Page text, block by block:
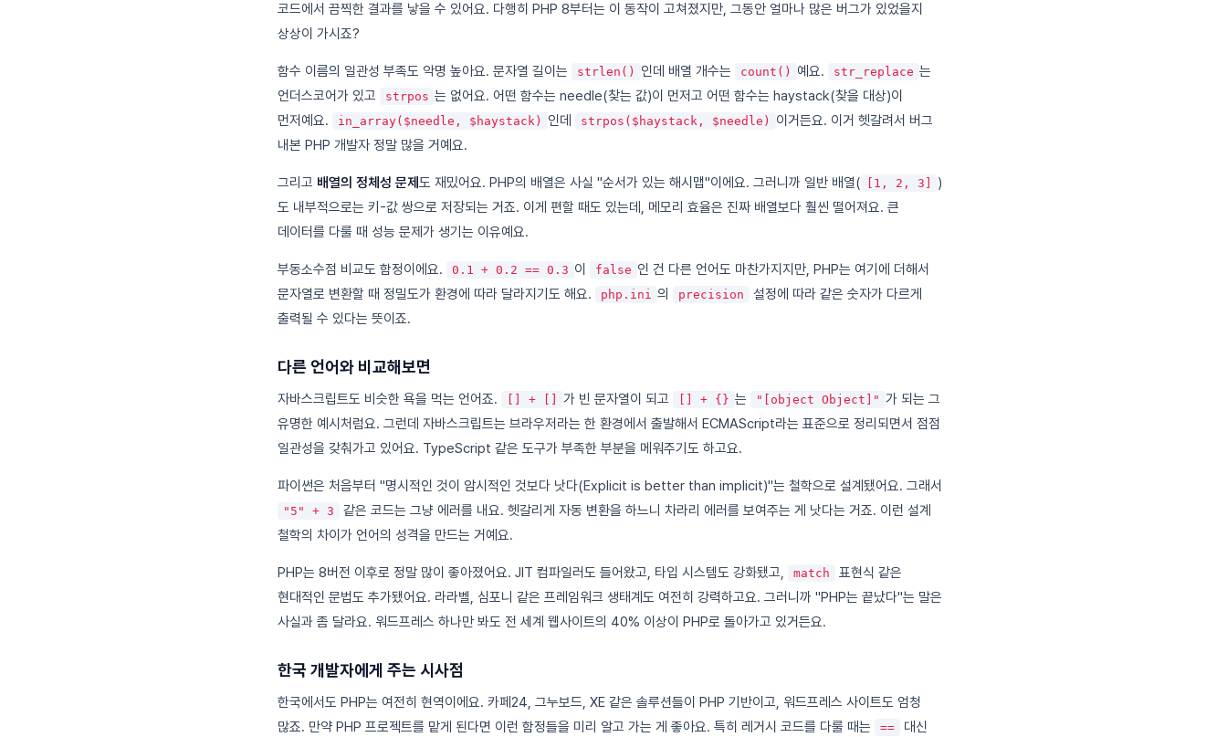
코드에서 끔찍한 결과를 낳을 수 있어요. 다행히 PHP 8부터는 이 동작이 고쳐졌지만, 그동안 얼마나 많은 버그가 있었을지
상상이 가시죠?
함수 이름의 일관성 부족도 악명 높아요. 문자열 길이는 strlen() 인데 배열 개수는 count() 예요. str_replace 는
언더스코어가 있고
strpos 는 없어요. 어떤 함수는 needle(찾는 값)이 먼저고 어떤 함수는 haystack(찾을 대상)이
먼저예요.
in_array($needle, $haystack) 인데 strpos($haystack, $needle)
이거든요. 이거 헷갈려서 버그
내본 PHP 개발자 정말 많을 거예요.
그리고 배열의 정체성 문제 도 재밌어요. PHP의 배열은 사실 "순서가 있는 해시맵"이에요. 그러니까 일반 배열( [1, 2, 3]
)
도 내부적으로는 키-값 쌍으로 저장되는 거죠. 이게 편할 때도 있는데, 메모리 효율은 진짜 배열보다 훨씬 떨어져요. 큰
데이터를 다룰 때 성능 문제가 생기는 이유예요.
부동소수점 비교도 함정이에요. 0.1 + 0.2 == 0.3 이 false 인 건 다른 언어도 마찬가지지만, PHP는 여기에 더해서
문자열로 변환할 때 정밀도가 환경에 따라 달라지기도 해요.
php.ini 의 precision
설정에 따라 같은 숫자가 다르게
출력될 수 있다는 뜻이죠.
다른 언어와 비교해보면
자바스크립트도 비슷한 욕을 먹는 언어죠. [] + [] 가 빈 문자열이 되고 [] + {} 는 "[object Object]" 가 되는 그
유명한 예시처럼요. 그런데 자바스크립트는 브라우저라는 한 환경에서 출발해서 ECMAScript라는 표준으로 정리되면서 점점
일관성을 갖춰가고 있어요. TypeScript 같은 도구가 부족한 부분을 메워주기도 하고요.
파이썬은 처음부터 "명시적인 것이 암시적인 것보다 낫다(Explicit is better than implicit)"는 철학으로 설계됐어요. 그래서
"5" + 3
같은 코드는 그냥 에러를 내요. 헷갈리게 자동 변환을 하느니 차라리 에러를 보여주는 게 낫다는 거죠. 이런 설계
철학의 차이가 언어의 성격을 만드는 거예요.
PHP는 8버전 이후로 정말 많이 좋아졌어요. JIT 컴파일러도 들어왔고, 타입 시스템도 강화됐고, match
표현식 같은
현대적인 문법도 추가됐어요. 라라벨, 심포니 같은 프레임워크 생태계도 여전히 강력하고요. 그러니까 "PHP는 끝났다"는 말은
사실과 좀 달라요. 워드프레스 하나만 봐도 전 세계 웹사이트의 40% 이상이 PHP로 돌아가고 있거든요.
한국 개발자에게 주는 시사점
한국에서도 PHP는 여전히 현역이에요. 카페24, 그누보드, XE 같은 솔루션들이 PHP 기반이고, 워드프레스 사이트도 엄청
많죠. 만약 PHP 프로젝트를 맡게 된다면 이런 함정들을 미리 알고 가는 게 좋아요. 특히 레거시 코드를 다룰 때는
== 대신